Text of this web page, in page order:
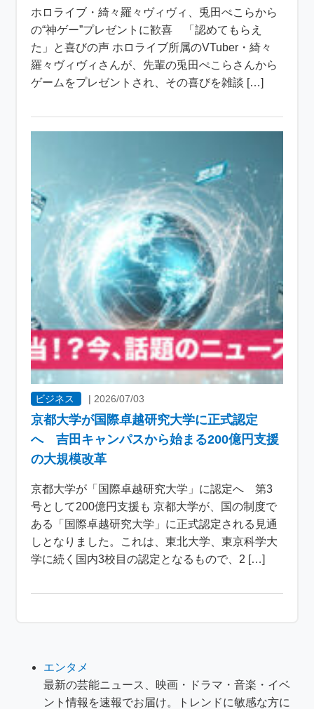
ホロライブ・綺々羅々ヴィヴィ、兎田ぺこらから
の“神ゲー”プレゼントに歓喜 「認めてもらえ
た」と喜びの声 ホロライブ所属のVTuber・綺々
羅々ヴィヴィさんが、先輩の兎田ぺこらさんから
ゲームをプレゼントされ、その喜びを雑談 […]
ビジネス | 2026/07/03
京都大学が国際卓越研究大学に正式認定
へ 吉田キャンパスから始まる200億円支援
の大規模改革
京都大学が「国際卓越研究大学」に認定へ 第3
号として200億円支援も 京都大学が、国の制度で
ある「国際卓越研究大学」に正式認定される見通
しとなりました。これは、東北大学、東京科学大
学に続く国内3校目の認定となるもので、2 […]
エンタメ
最新の芸能ニュース、映画・ドラマ・音楽・イベ
ント情報を速報でお届け。トレンドに敏感な方に